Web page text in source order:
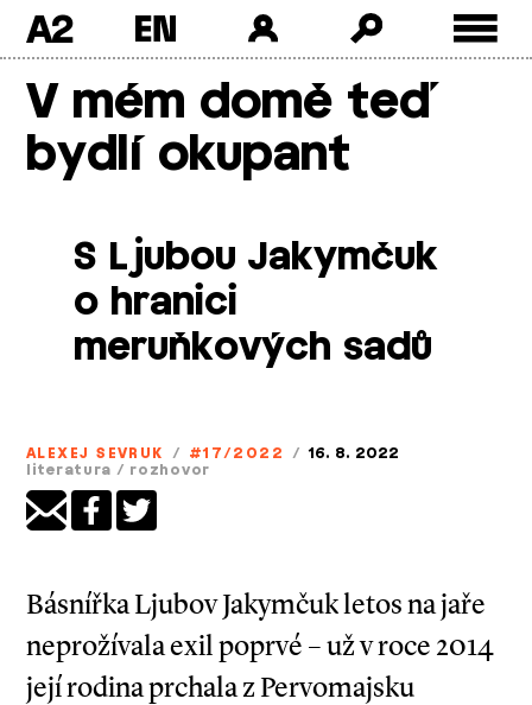
A2
V mém domě teď
bydlí okupant
S Ljubou Jakymčuk
o hranici
meruňkových sadů
ALEXEJ SEVRUK / #17/2022 / 16. 8. 2022
literatura / rozhovor
Básnířka Ljubov Jakymčuk letos na jaře
neprožívala exil poprvé – už v roce 2014
její rodina prchala z Pervomajsku